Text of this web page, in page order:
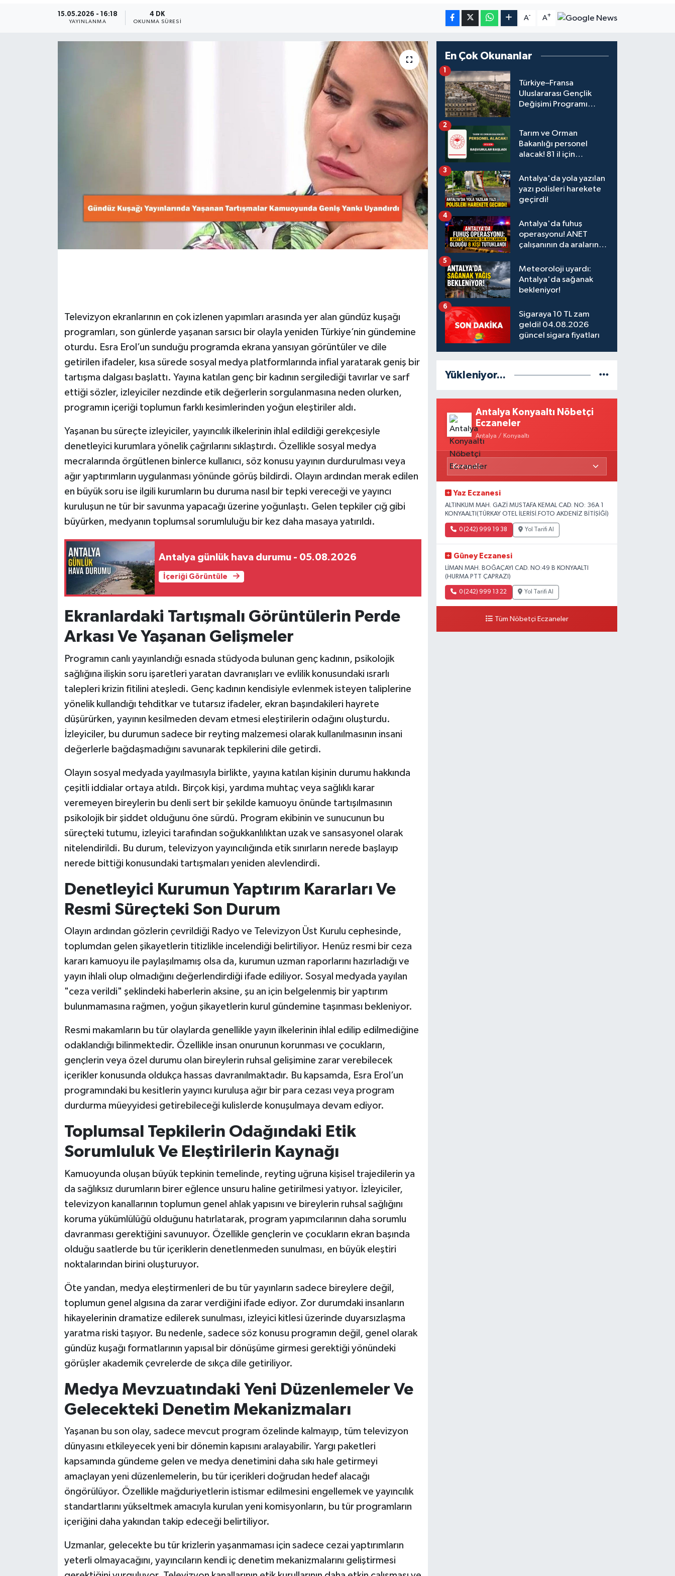
15.05.2026 - 16:18
YAYINLANMA
4 DK
OKUNMA SÜRESI
A- A+
Televizyon ekranlarının en çok izlenen yapımları arasında yer alan gündüz kuşağı
programları, son günlerde yaşanan sarsıcı bir olayla yeniden Türkiye’nin gündemine
oturdu. Esra Erol’un sunduğu programda ekrana yansıyan görüntüler ve dile
getirilen ifadeler, kısa sürede sosyal medya platformlarında infial yaratarak geniş bir
tartışma dalgası başlattı. Yayına katılan genç bir kadının sergilediği tavırlar ve sarf
ettiği sözler, izleyiciler nezdinde etik değerlerin sorgulanmasına neden olurken,
programın içeriği toplumun farklı kesimlerinden yoğun eleştiriler aldı.
Yaşanan bu süreçte izleyiciler, yayıncılık ilkelerinin ihlal edildiği gerekçesiyle
denetleyici kurumlara yönelik çağrılarını sıklaştırdı. Özellikle sosyal medya
mecralarında örgütlenen binlerce kullanıcı, söz konusu yayının durdurulması veya
ağır yaptırımların uygulanması yönünde görüş bildirdi. Olayın ardından merak edilen
en büyük soru ise ilgili kurumların bu duruma nasıl bir tepki vereceği ve yayıncı
kuruluşun ne tür bir savunma yapacağı üzerine yoğunlaştı. Gelen tepkiler çığ gibi
büyürken, medyanın toplumsal sorumluluğu bir kez daha masaya yatırıldı.
Antalya günlük hava durumu - 05.08.2026
İçeriği Görüntüle
Ekranlardaki Tartışmalı Görüntülerin Perde
Arkası Ve Yaşanan Gelişmeler
Programın canlı yayınlandığı esnada stüdyoda bulunan genç kadının, psikolojik
sağlığına ilişkin soru işaretleri yaratan davranışları ve evlilik konusundaki ısrarlı
talepleri krizin fitilini ateşledi. Genç kadının kendisiyle evlenmek isteyen taliplerine
yönelik kullandığı tehditkar ve tutarsız ifadeler, ekran başındakileri hayrete
düşürürken, yayının kesilmeden devam etmesi eleştirilerin odağını oluşturdu.
İzleyiciler, bu durumun sadece bir reyting malzemesi olarak kullanılmasının insani
değerlerle bağdaşmadığını savunarak tepkilerini dile getirdi.
Olayın sosyal medyada yayılmasıyla birlikte, yayına katılan kişinin durumu hakkında
çeşitli iddialar ortaya atıldı. Birçok kişi, yardıma muhtaç veya sağlıklı karar
veremeyen bireylerin bu denli sert bir şekilde kamuoyu önünde tartışılmasının
psikolojik bir şiddet olduğunu öne sürdü. Program ekibinin ve sunucunun bu
süreçteki tutumu, izleyici tarafından soğukkanlılıktan uzak ve sansasyonel olarak
nitelendirildi. Bu durum, televizyon yayıncılığında etik sınırların nerede başlayıp
nerede bittiği konusundaki tartışmaları yeniden alevlendirdi.
Denetleyici Kurumun Yaptırım Kararları Ve
Resmi Süreçteki Son Durum
Olayın ardından gözlerin çevrildiği Radyo ve Televizyon Üst Kurulu cephesinde,
toplumdan gelen şikayetlerin titizlikle incelendiği belirtiliyor. Henüz resmi bir ceza
kararı kamuoyu ile paylaşılmamış olsa da, kurumun uzman raporlarını hazırladığı ve
yayın ihlali olup olmadığını değerlendirdiği ifade ediliyor. Sosyal medyada yayılan
"ceza verildi" şeklindeki haberlerin aksine, şu an için belgelenmiş bir yaptırım
bulunmamasına rağmen, yoğun şikayetlerin kurul gündemine taşınması bekleniyor.
Resmi makamların bu tür olaylarda genellikle yayın ilkelerinin ihlal edilip edilmediğine
odaklandığı bilinmektedir. Özellikle insan onurunun korunması ve çocukların,
gençlerin veya özel durumu olan bireylerin ruhsal gelişimine zarar verebilecek
içerikler konusunda oldukça hassas davranılmaktadır. Bu kapsamda, Esra Erol’un
programındaki bu kesitlerin yayıncı kuruluşa ağır bir para cezası veya program
durdurma müeyyidesi getirebileceği kulislerde konuşulmaya devam ediyor.
Toplumsal Tepkilerin Odağındaki Etik
Sorumluluk Ve Eleştirilerin Kaynağı
Kamuoyunda oluşan büyük tepkinin temelinde, reyting uğruna kişisel trajedilerin ya
da sağlıksız durumların birer eğlence unsuru haline getirilmesi yatıyor. İzleyiciler,
televizyon kanallarının toplumun genel ahlak yapısını ve bireylerin ruhsal sağlığını
koruma yükümlülüğü olduğunu hatırlatarak, program yapımcılarının daha sorumlu
davranması gerektiğini savunuyor. Özellikle gençlerin ve çocukların ekran başında
olduğu saatlerde bu tür içeriklerin denetlenmeden sunulması, en büyük eleştiri
noktalarından birini oluşturuyor.
Öte yandan, medya eleştirmenleri de bu tür yayınların sadece bireylere değil,
toplumun genel algısına da zarar verdiğini ifade ediyor. Zor durumdaki insanların
hikayelerinin dramatize edilerek sunulması, izleyici kitlesi üzerinde duyarsızlaşma
yaratma riski taşıyor. Bu nedenle, sadece söz konusu programın değil, genel olarak
gündüz kuşağı formatlarının yapısal bir dönüşüme girmesi gerektiği yönündeki
görüşler akademik çevrelerde de sıkça dile getiriliyor.
Medya Mevzuatındaki Yeni Düzenlemeler Ve
Gelecekteki Denetim Mekanizmaları
Yaşanan bu son olay, sadece mevcut program özelinde kalmayıp, tüm televizyon
dünyasını etkileyecek yeni bir dönemin kapısını aralayabilir. Yargı paketleri
kapsamında gündeme gelen ve medya denetimini daha sıkı hale getirmeyi
amaçlayan yeni düzenlemelerin, bu tür içerikleri doğrudan hedef alacağı
öngörülüyor. Özellikle mağduriyetlerin istismar edilmesini engellemek ve yayıncılık
standartlarını yükseltmek amacıyla kurulan yeni komisyonların, bu tür programların
içeriğini daha yakından takip edeceği belirtiliyor.
Uzmanlar, gelecekte bu tür krizlerin yaşanmaması için sadece cezai yaptırımların
yeterli olmayacağını, yayıncıların kendi iç denetim mekanizmalarını geliştirmesi
En Çok Okunanlar
Türkiye–Fransa
Uluslararası Gençlik
Değişimi Programı
1
Tarım ve Orman
Bakanlığı personel
alacak! 81 il için
2
Antalya'da yola yazılan
yazı polisleri harekete
geçirdi!
3
Antalya'da fuhuş
operasyonu! ANET
çalışanının da aralarında
4
Meteoroloji uyardı:
Antalya'da sağanak
bekleniyor!
5
Sigaraya 10 TL zam
geldi! 04.08.2026
güncel sigara fiyatları
6
Yükleniyor...
Antalya Konyaaltı Nöbetçi
Eczaneler
Antalya / Konyaaltı
Yaz Eczanesi
ALTINKUM MAH. GAZİ MUSTAFA KEMAL CAD. NO: 36A 1
KONYAALTI(TÜRKAY OTEL İLERİSİ.FOTO AKDENİZ BİTİŞİĞİ)
0 (242) 999 19 38 Yol Tarifi Al
Güney Eczanesi
LİMAN MAH. BOĞAÇAYI CAD. NO:49 B KONYAALTI
(HURMA PTT ÇAPRAZI)
0 (242) 999 13 22 Yol Tarifi Al
Tüm Nöbetçi Eczaneler
Resmi Reklamlar